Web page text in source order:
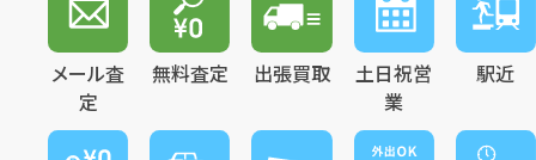
メールで無料相談する
メール査
定
無料査定 出張買取
土日祝営
業
駅近